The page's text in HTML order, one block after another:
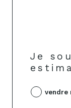
Je
vendre